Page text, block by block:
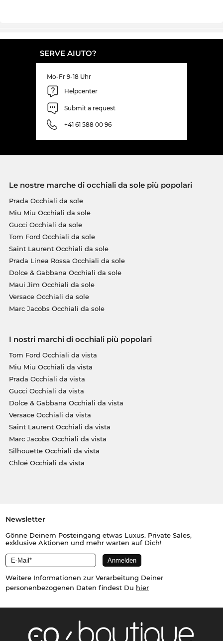
SERVE AIUTO?
Mo-Fr 9-18 Uhr
Helpcenter
Submit a request
+41 61 588 00 96
Le nostre marche di occhiali da sole più popolari
Prada Occhiali da sole
Miu Miu Occhiali da sole
Gucci Occhiali da sole
Tom Ford Occhiali da sole
Saint Laurent Occhiali da sole
Prada Linea Rossa Occhiali da sole
Dolce & Gabbana Occhiali da sole
Maui Jim Occhiali da sole
Versace Occhiali da sole
Marc Jacobs Occhiali da sole
I nostri marchi di occhiali più popolari
Tom Ford Occhiali da vista
Miu Miu Occhiali da vista
Prada Occhiali da vista
Gucci Occhiali da vista
Dolce & Gabbana Occhiali da vista
Versace Occhiali da vista
Saint Laurent Occhiali da vista
Marc Jacobs Occhiali da vista
Silhouette Occhiali da vista
Chloé Occhiali da vista
Newsletter
Gönne Deinem Posteingang etwas Luxus. Private Sales,
exklusive Aktionen und mehr warten auf Dich!
Weitere Informationen zur Verarbeitung Deiner
personenbezogenen Daten findest Du hier